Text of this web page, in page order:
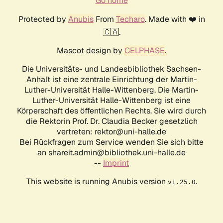
Protected by AnubisFrom Techaro. Made with ❤️ in
🇨🇦.
Mascot design by CELPHASE.
Die Universitäts- und Landesbibliothek Sachsen-
Anhalt ist eine zentrale Einrichtung der Martin-
Luther-Universität Halle-Wittenberg. Die Martin-
Luther-Universität Halle-Wittenberg ist eine
Körperschaft des öffentlichen Rechts. Sie wird durch
die Rektorin Prof. Dr. Claudia Becker gesetzlich
vertreten: rektor@uni-halle.de
Bei Rückfragen zum Service wenden Sie sich bitte
an shareit.admin@bibliothek.uni-halle.de
-- Imprint
This website is running Anubis version v1.25.0.